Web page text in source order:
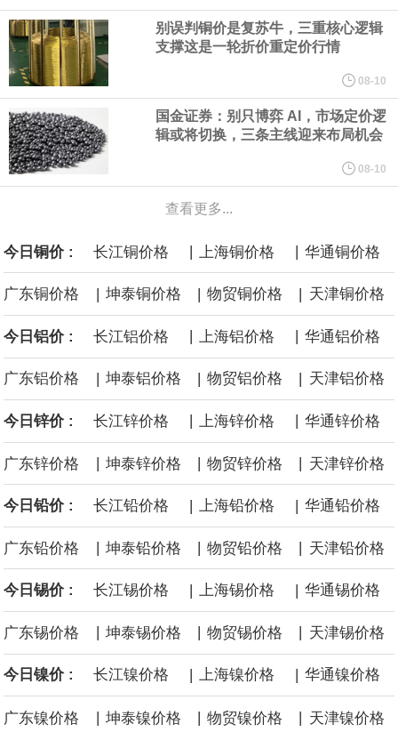
证，适度建设接续煤矿。
国家发展改革委、国家能源局印发《煤炭工业发展“十五五”规划》。
其中提到，提高资源开发准入标准。坚持先立后破，统筹煤矿关闭
退出与区域供应保障，按照市场化法治化原则，推动落后产能煤矿
有序退出。西部地区优化生产结构，加快淘汰技术装备差、与生态
敏感区重叠煤矿。东中部地区稳妥推进灾害严重不能有效治理、资
源枯竭煤矿退出，妥善做好遗留问题处置和职工安置。西南、东北
等地区因地制宜设置政策标准，合理引导资源条件差、安全保障程
度低的中小煤矿退出，运用政策引导、市场手段等加快推动长期停
产停建煤矿应退尽退。
伦敦金属交易所(LME)：镍库存持平。
伦敦金属交易所(LME)：铜库存减少4675吨。
8月10日消息，在岸人民币兑美元收盘报6.7442，较上一交易日上
涨59点。
别误判铜价是复苏牛，三重核心逻辑
支撑这是一轮折价重定价行情
08-10
国金证券：别只博弈 AI，市场定价逻
辑或将切换，三条主线迎来布局机会
08-10
查看更多...
今日铜价 : 长江铜价格 | 上海铜价格 | 华通铜价格
广东铜价格 | 坤泰铜价格 | 物贸铜价格 | 天津铜价格
今日铝价 : 长江铝价格 上海铝价格 华通铝价格
广东铝价格 | 坤泰铝价格 | 物贸铝价格 | 天津铝价格
今日锌价 : 长江锌价格 上海锌价格 华通锌价格
广东锌价格 | 坤泰锌价格 | 物贸锌价格 | 天津锌价格
今日铅价 : 长江铅价格 | 上海铅价格 | 华通铅价格
广东铅价格 坤泰铅价格 物贸铅价格 天津铅价格
今日锡价 : 长江锡价格 | 上海锡价格 | 华通锡价格
广东锡价格 坤泰锡价格 物贸锡价格 天津锡价格
今日镍价 : 长江镍价格 | 上海镍价格 | 华通镍价格
广东镍价格 | 坤泰镍价格 | 物贸镍价格 | 天津镍价格